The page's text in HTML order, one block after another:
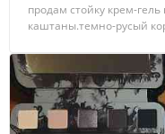
продам стойку крем-
каштаны.темно-русый